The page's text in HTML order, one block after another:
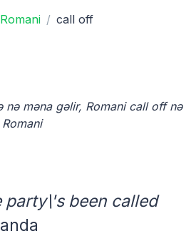
Romani call off
nə məna gəlir, Romani call off nə
party\'s been called